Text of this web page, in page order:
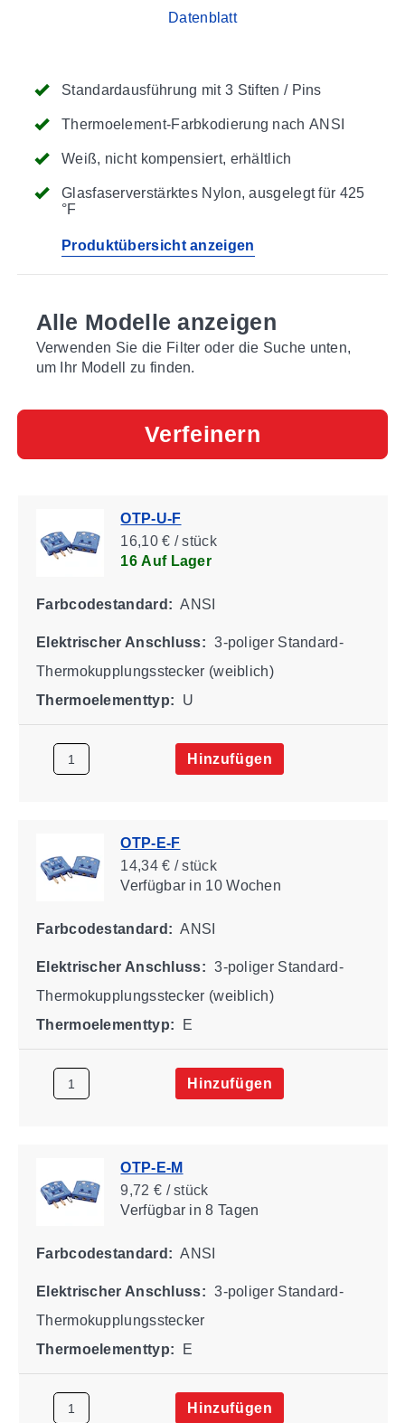
Standardausführung mit 3 Stiften / Pins
Thermoelement-Farbkodierung nach ANSI
Weiß, nicht kompensiert, erhältlich
Glasfaserverstärktes Nylon, ausgelegt für 425
°F
Produktübersicht anzeigen
Datenblatt
Alle Modelle anzeigen
Verwenden Sie die Filter oder die Suche unten,
um Ihr Modell zu finden.
Verfeinern
OTP-U-F
16,10 € / stück
16 Auf Lager
Farbcodestandard: ANSI
Elektrischer Anschluss: 3-poliger Standard-
Thermokupplungsstecker (weiblich)
Thermoelementtyp:
U
Hinzufügen
OTP-E-F
14,34 € / stück
Verfügbarin 10 Wochen
Farbcodestandard: ANSI
Elektrischer Anschluss: 3-poliger Standard-
Thermokupplungsstecker (weiblich)
Thermoelementtyp:
E
Hinzufügen
OTP-E-M
9,72 € / stück
Verfügbarin 8 Tagen
Farbcodestandard: ANSI
Elektrischer Anschluss: 3-poliger Standard-
Thermokupplungsstecker
Thermoelementtyp:
E
Hinzufügen